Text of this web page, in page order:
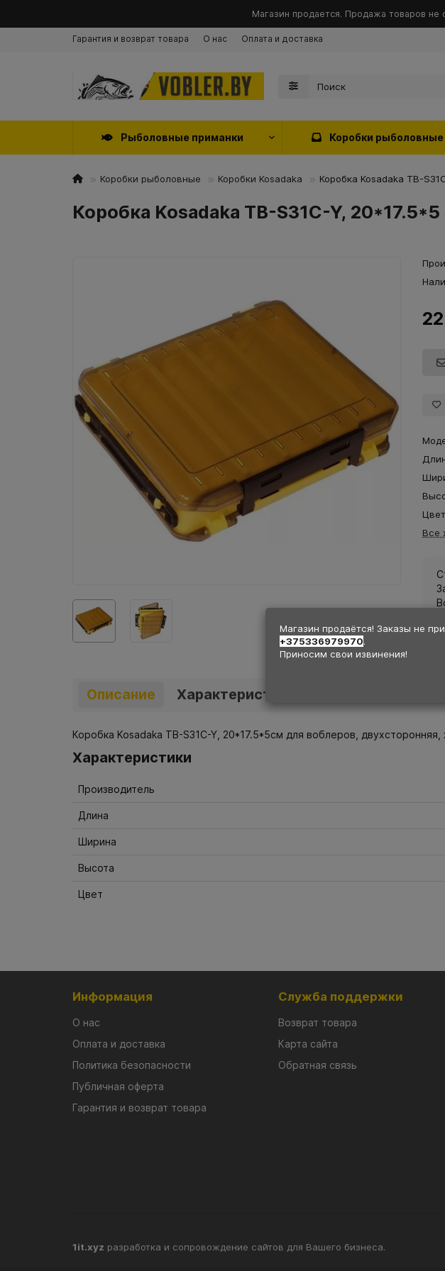
Магазин продается. Продажа товаров не
Гарантия и возврат товара О нас Оплата и доставка
Рыболовные приманки Коробки рыболовные
Коробки рыболовные Коробки Kosadaka Коробка Kosadaka TB-
Коробка Kosadaka TB-S31C-Y,
Цвет
Все
Описание Характеристики
Коробка Kosadaka TB-S31C-Y, 20*17.5*5см для воблеров,
Характеристики
Производитель
Длина
Ширина
Высота
Цвет
Магазин продаётся! Заказы не
+375336979970.
Приносим свои извинения!
Информация
О нас
Оплата и доставка
Политика безопасности
Публичная оферта
Гарантия и возврат товара
Служба поддержки
Возврат товара
Карта сайта
Обратная связь
1it.xyz разработка и сопровождение сайтов для Вашего бизнеса.